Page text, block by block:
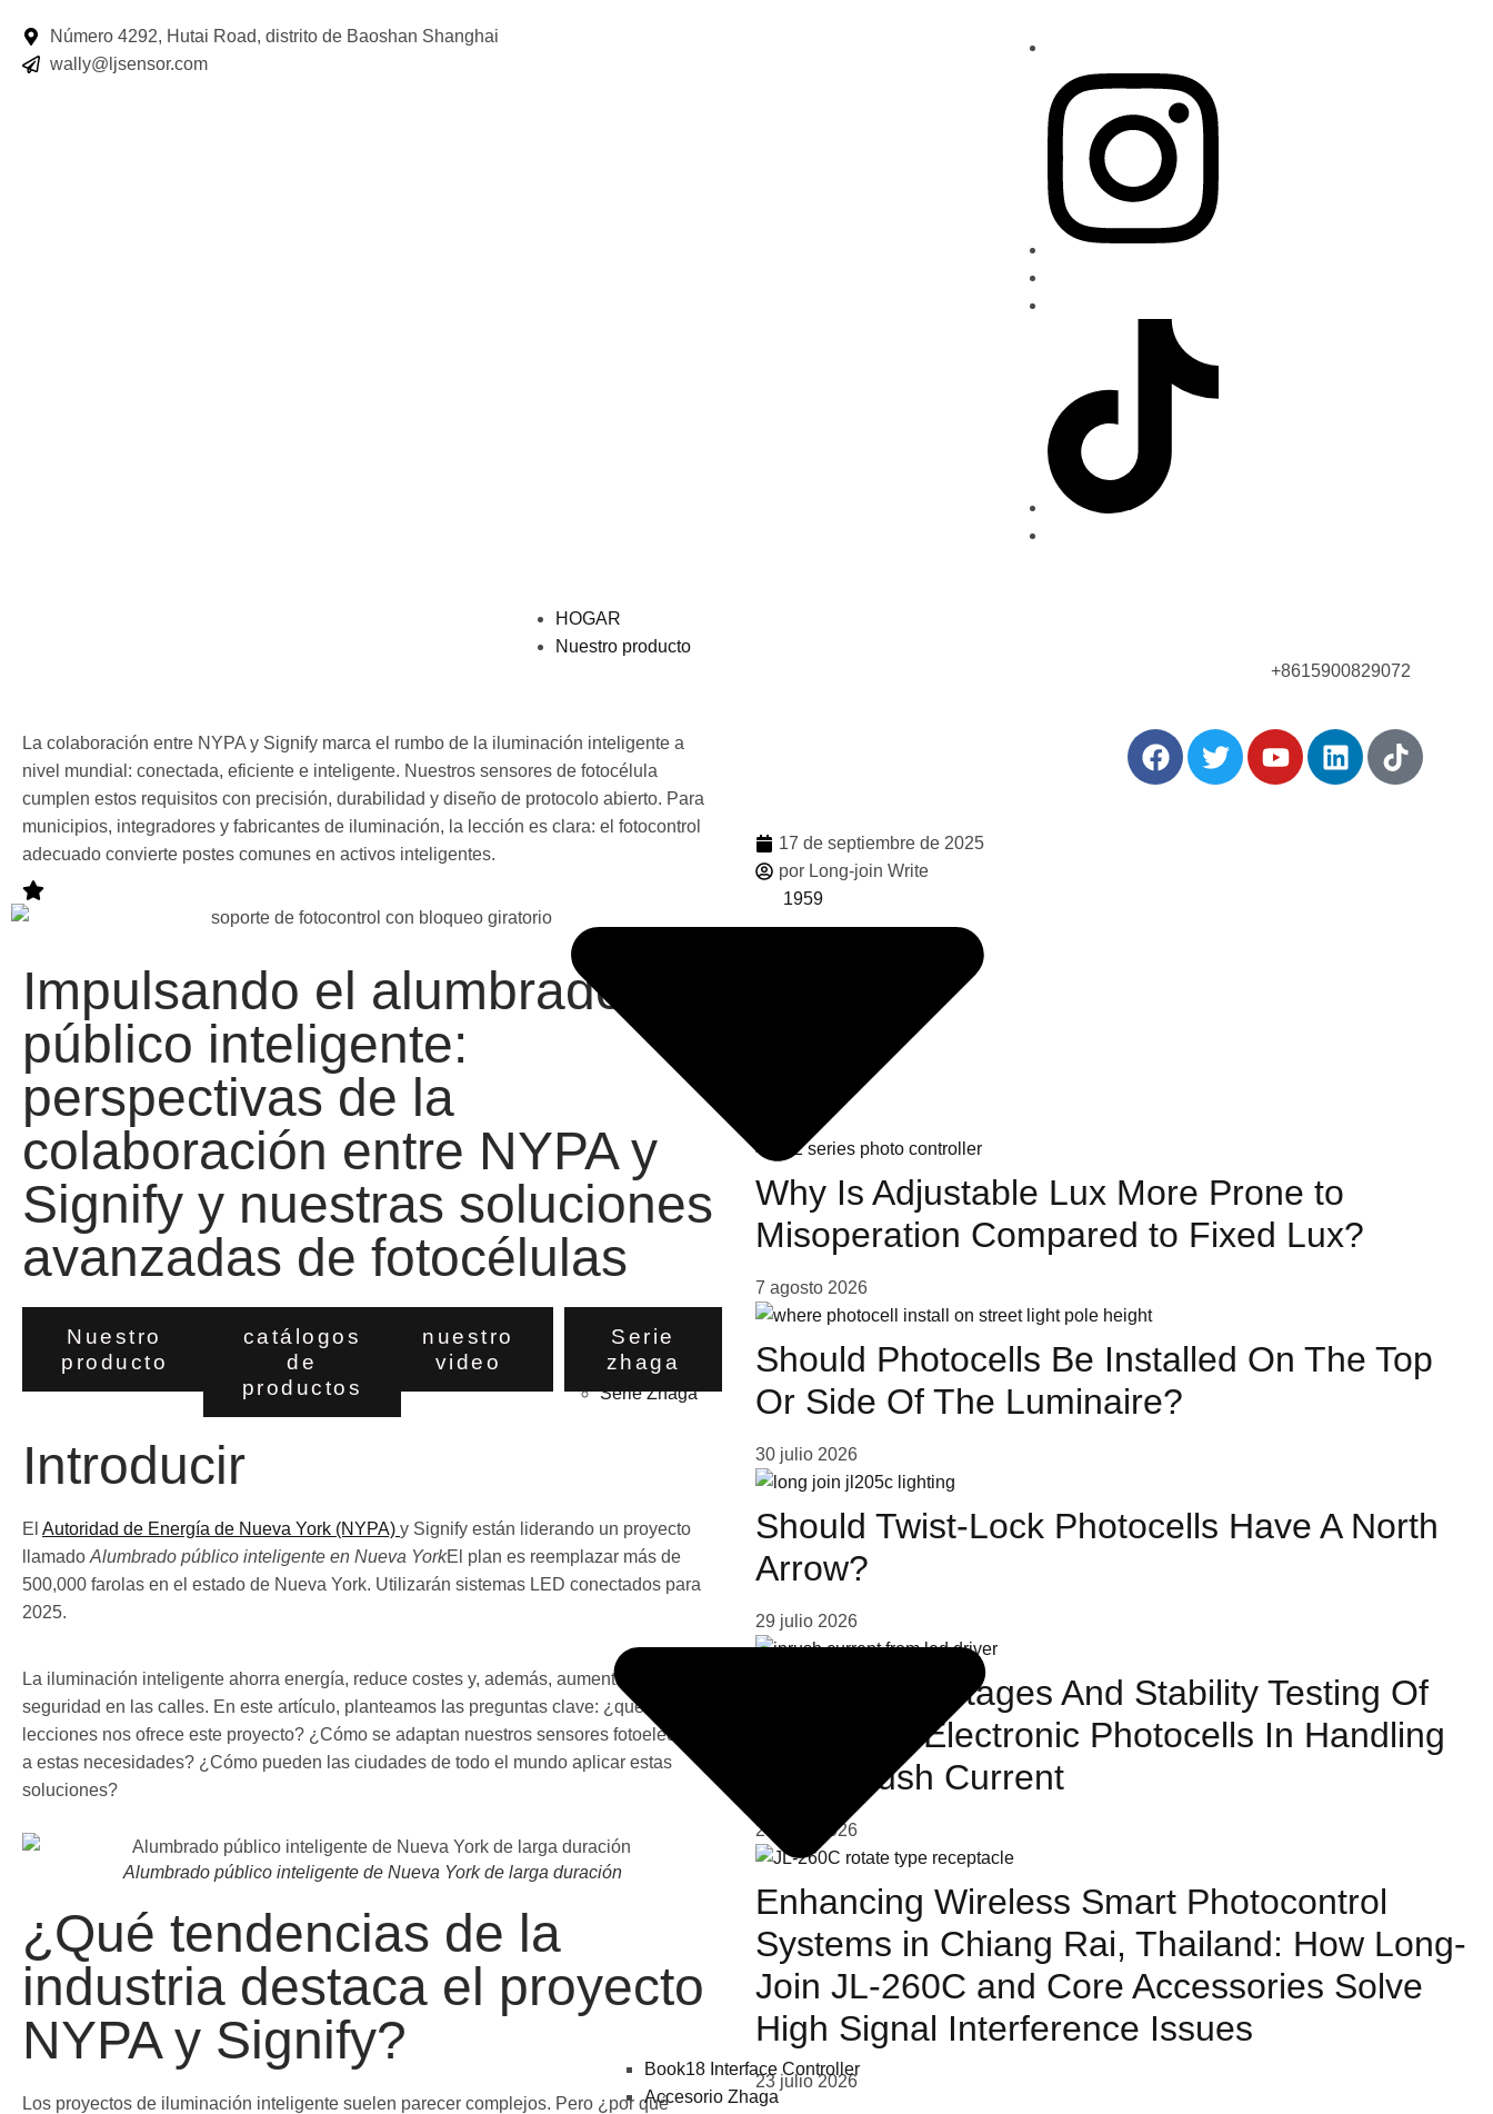
Número 4292, Hutai Road, distrito de Baoshan Shanghai
wally@ljsensor.com
HOGAR
Nuestro producto
Serie Zhaga
Book18 Interface Controller
Accesorio Zhaga
+8615900829072
La colaboración entre NYPA y Signify marca el rumbo de la iluminación inteligente a
nivel mundial: conectada, eficiente e inteligente. Nuestros sensores de fotocélula
cumplen estos requisitos con precisión, durabilidad y diseño de protocolo abierto. Para
municipios, integradores y fabricantes de iluminación, la lección es clara: el fotocontrol
adecuado convierte postes comunes en activos inteligentes.
Impulsando el alumbrado
público inteligente:
perspectivas de la
colaboración entre NYPA y
Signify y nuestras soluciones
avanzadas de fotocélulas
Nuestro
producto
catálogos
de
productos
nuestro
video
Serie
zhaga
Introducir
El Autoridad de Energía de Nueva York (NYPA) y Signify están liderando un proyecto
llamado Alumbrado público inteligente en Nueva YorkEl plan es reemplazar más de
500,000 farolas en el estado de Nueva York. Utilizarán sistemas LED conectados para
2025.
La iluminación inteligente ahorra energía, reduce costes y, además, aumenta la
seguridad en las calles. En este artículo, planteamos las preguntas clave: ¿qué
lecciones nos ofrece este proyecto? ¿Cómo se adaptan nuestros sensores fotoeléctricos
a estas necesidades? ¿Cómo pueden las ciudades de todo el mundo aplicar estas
soluciones?
Alumbrado público inteligente de Nueva York de larga duración
¿Qué tendencias de la
industria destaca el proyecto
NYPA y Signify?
Los proyectos de iluminación inteligente suelen parecer complejos. Pero ¿por qué
Compartir:
17 de septiembre de 2025
por Long-join Write
1959
publicaciones
Why Is Adjustable Lux More Prone to
Misoperation Compared to Fixed Lux?
7 agosto 2026
Should Photocells Be Installed On The Top
Or Side Of The Luminaire?
30 julio 2026
Should Twist-Lock Photocells Have A North
Arrow?
29 julio 2026
Native Advantages And Stability Testing Of
Long-Join Electronic Photocells In Handling
LED Inrush Current
24 julio 2026
Enhancing Wireless Smart Photocontrol
Systems in Chiang Rai, Thailand: How Long-
Join JL-260C and Core Accessories Solve
High Signal Interference Issues
23 julio 2026